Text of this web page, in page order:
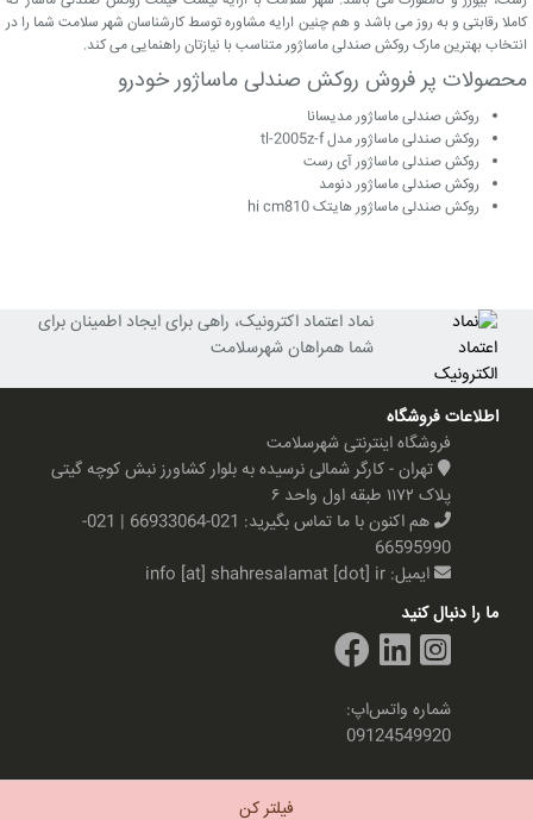
کاملا رقابتی و به روز می باشد و هم چنین ارایه مشاوره توسط کارشناسان شهر سلامت شما را در
انتخاب بهترین مارک روکش صندلی ماساژور متناسب با نیازتان راهنمایی می کند.
محصولات پر فروش روکش صندلی ماساژور خودرو
روکش صندلی ماساژور مدیسانا
روکش صندلی ماساژور مدل tl-2005z-f
روکش صندلی ماساژور آی رست
روکش صندلی ماساژور دنومد
روکش صندلی ماساژور هایتک hi cm810
فیلتر کن
نماد اعتماد اکترونیک، راهی برای ایجاد اطمینان برای
شما همراهان شهرسلامت
اطلاعات فروشگاه
فروشگاه اینترنتی شهرسلامت
تهران - کارگر شمالی نرسیده به بلوار کشاورز نبش کوچه گیتی
پلاک ۱۱۷۲ طبقه اول واحد ۶
هم اکنون با ما تماس بگیرید:
021-66933064 | 021-
66595990
ایمیل: info [at] shahresalamat [dot] ir
ما را دنبال کنید
شماره واتس‌اپ:
09124549920
تمام حقوق این سایت متعلق به شهرسلامت می باشد